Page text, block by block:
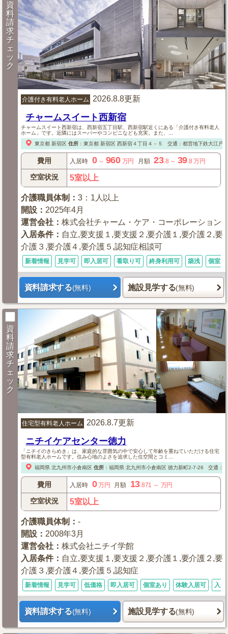
資
料
請
求
チ
ェ
ッ
ク
介護付き有料老人ホーム 2026.8.8更新
チャームスイート西新宿
チャームスイート西新宿は、西新宿五丁目駅、西新宿駅近くにある「介護付き有料老人
ホーム」です。近隣にはスーパーやコンビニなども充実。また、...
東京都 新宿区 住所： 東京都 新宿区西新宿４丁目４－５ 交通：都営地下鉄大江戸
費用 入居時 0～ 960 万円 月額 23.8 ～ 39 .8 万円
空室状況 5室以上
介護職員体制 ：3：1人以上
開設 ： 2025年4月
運営会社 ：株式会社チャーム・ケア・コーポレーション
入居条件： 自立,要支援１,要支援２,要介護１,要介護２,要
介護３,要介護４,要介護５,認知症相談可
新着情報 見学可 即入居可 看取り可 終身利用可 築浅 個室あ
資料請求する(無料) 施設見学する(無料)
資
料
請
求
チ
ェ
ッ
ク
住宅型有料老人ホーム 2026.8.7更新
ニチイケアセンター徳力
「ニチイのきらめき」は、家庭的な雰囲気の中で安心して年齢を重ねていただける住宅
型有料老人ホームです。住み心地のよさを追求した住空間とコミ...
福岡県 北九州市小倉南区 住所： 福岡県 北九州市小倉南区徳力新町2-7-26 交通：
費用 入居時 0万円 月額 13.871 ～ 万円
空室状況 5室以上
介護職員体制 ：-
開設 ： 2008年3月
運営会社 ：株式会社ニチイ学館
入居条件： 自立,要支援１,要支援２,要介護１,要介護２,要
介護３,要介護４,要介護５,認知症
新着情報 見学可 低価格 即入居可 個室あり 体験入居可 入居
資料請求する(無料) 施設見学する(無料)